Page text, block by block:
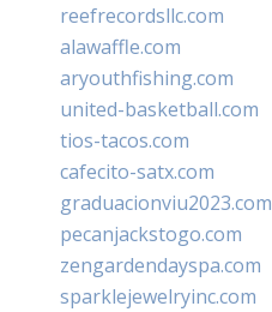
reefrecordsllc.com
alawaffle.com
aryouthfishing.com
united-basketball.com
tios-tacos.com
cafecito-satx.com
graduacionviu2023.com
pecanjackstogo.com
zengardendayspa.com
sparklejewelryinc.com